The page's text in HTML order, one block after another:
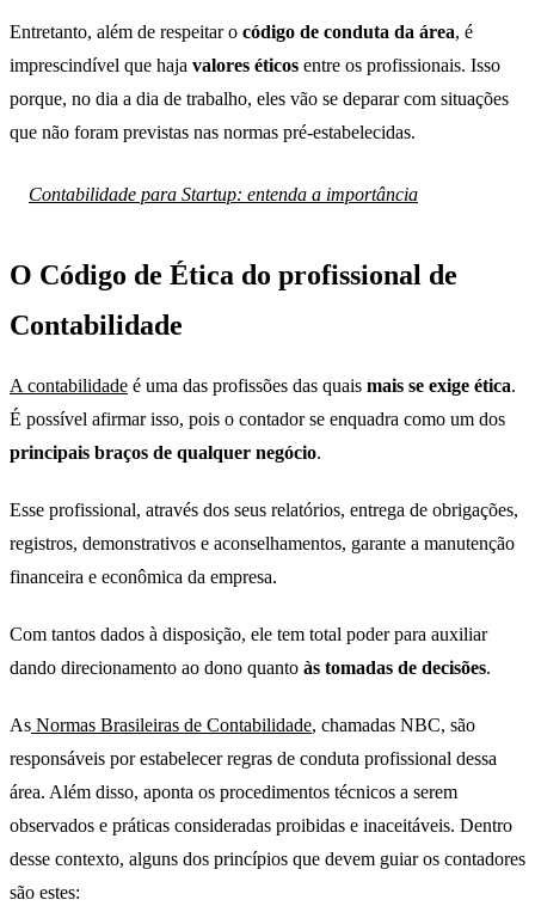
Entretanto, além de respeitar o código de conduta da área, é
imprescindível que haja valores éticos entre os profissionais. Isso
porque, no dia a dia de trabalho, eles vão se deparar com situações
que não foram previstas nas normas pré-estabelecidas.
Contabilidade para Startup: entenda a importância
O Código de Ética do profissional de
Contabilidade
A contabilidade é uma das profissões das quais mais se exige ética.
É possível afirmar isso, pois o contador se enquadra como um dos
principais braços de qualquer negócio.
Esse profissional, através dos seus relatórios, entrega de obrigações,
registros, demonstrativos e aconselhamentos, garante a manutenção
financeira e econômica da empresa.
Com tantos dados à disposição, ele tem total poder para auxiliar
dando direcionamento ao dono quanto às tomadas de decisões.
As Normas Brasileiras de Contabilidade, chamadas NBC, são
responsáveis por estabelecer regras de conduta profissional dessa
área. Além disso, aponta os procedimentos técnicos a serem
observados e práticas consideradas proibidas e inaceitáveis. Dentro
desse contexto, alguns dos princípios que devem guiar os contadores
são estes: